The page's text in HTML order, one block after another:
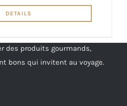
DETAILS
des produits gourmands,
bons qui invitent au voyage.